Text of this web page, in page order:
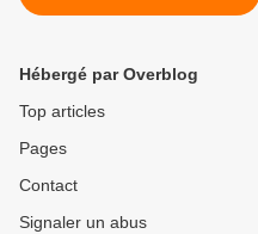
Hébergé par Overblog
Top articles
Pages
Contact
Signaler un abus